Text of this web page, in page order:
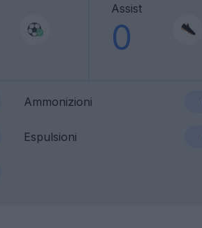
Assist
0
Ammonizioni
Espulsioni